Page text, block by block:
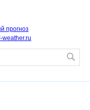
прогноз
weather.ru